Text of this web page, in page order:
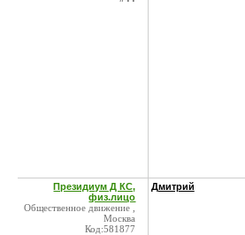
Президиум Д КС,
физ.лицо
Общественное движение ,
Москва
Код:581877
Дмитрий